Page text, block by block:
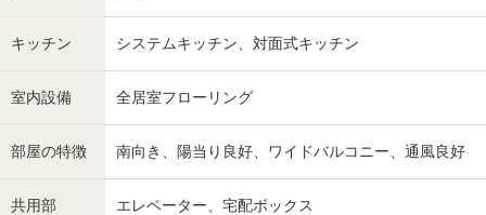
キッチン システムキッチン、対面式キッチン
室内設備 全居室フローリング
部屋の特徴 南向き、陽当り良好、ワイドバルコニー、通風良好
共用部 エレベーター、宅配ボックス